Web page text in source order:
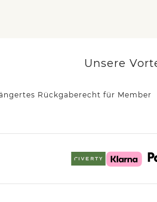
Unsere
Rückgaberecht für Member